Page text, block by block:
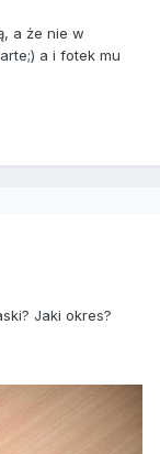
a że nie w
a i fotek mu
Jaki okres?